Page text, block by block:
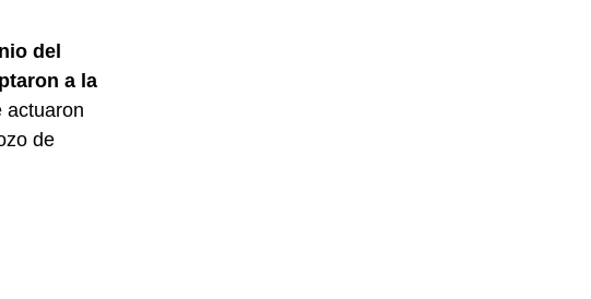
del
a la
actuaron
de